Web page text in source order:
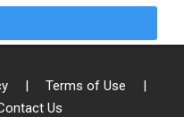
| Terms of Use
|
Us